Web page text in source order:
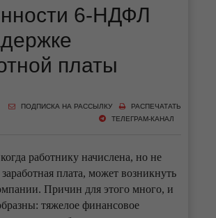
6-НДФЛ
платы
РАСПЕЧАТАТЬ
ПОДПИСКА НА РАССЫЛКУ
ТЕЛЕГРАМ-КАНАЛ
работнику начислена, но не
плата, может возникнуть
Причин для этого много, и
тяжелое финансовое